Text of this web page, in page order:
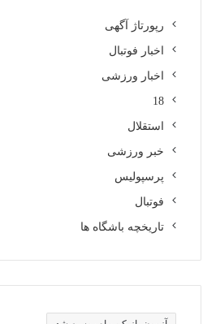
رپورتاژ آگهی
اخبار فوتبال
اخبار ورزشی
18
استقلال
خبر ورزشی
پرسپولیس
فوتبال
تاریخچه باشگاه ها